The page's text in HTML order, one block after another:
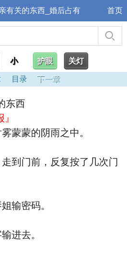
有关的东西_婚后占有 首页
小 护眼 关灯
目录 下一章
东西
蒙蒙的阴雨之中。
到门前，反复按了几次门
输密码。
进去。